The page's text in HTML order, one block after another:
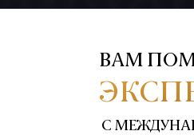
ВАМ
С